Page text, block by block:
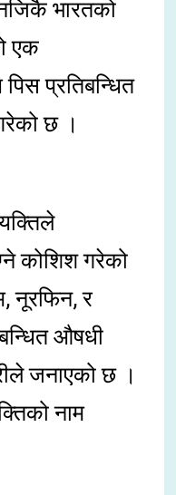
भारतको
एक
प्रतिबन्धित
छ ।
कोशिश गरेको
नूरफिन, र
औषधी
जनाएको छ ।
नाम